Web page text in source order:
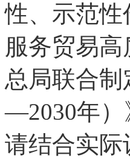
性、示范
服务贸易
总局联合制
—2030年）
请结合实